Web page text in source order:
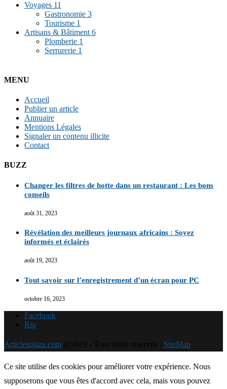
Voyages 11
Gastronomie 3
Tourisme 1
Artisans & Bâtiment 6
Plomberie 1
Serrurerie 1
MENU
Accueil
Publier un article
Annuaire
Mentions Légales
Signaler un contenu illicite
Contact
BUZZ
Changer les filtres de hotte dans un restaurant : Les bons
conseils
août 31, 2023
Révélation des meilleurs journaux africains : Soyez
informés et éclairés
août 19, 2023
Tout savoir sur l’enregistrement d’un écran pour PC
octobre 16, 2023
Facebook
Rss
Articlesplaza.com SiteMap
Ce site utilise des cookies pour améliorer votre expérience. Nous
supposerons que vous êtes d'accord avec cela, mais vous pouvez